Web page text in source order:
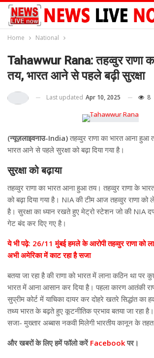
Home National
Tahawwur Rana: तहव्वुर राणा
तय, भारत आने से पहले बढ़ी सुरक्षा
Last updated Apr 10, 2025 8
(न्यूज़लाइवनाउ-India)तहव्वुर राणा का भारत आना हुआ
भारत आने से पहले सुरक्षा को बढ़ा दिया गया है।
सुरक्षा को बढ़ाया
तहव्वुर राणा का भारत आना हुआ तय। तहव्वुर राणा के
को बढ़ा दिया गया है। NIA की टीम आज तहव्वुर राणा
है। सुरक्षा का ध्यान रखते हुए मेट्रो स्टेशन जो की NIA
गेट बंद कर दिए गए है।
ये भी पढ़े: 26/11 मुंबई हमले के आरोपी तहव्वुर राणा को
अभी अमेरिका में काट रहा है सजा
बतया जा रहा है की राणा को भारत में लाना कठिन था
भारत में आना आसान कर दिया है। पहला कारण आतंकी
सुप्रीम कोर्ट में याचिका दायर कर दोहरे खतरे सिद्धांत का
तथ्य भारत के बढ़ते हुए कूटनीतिक प्रभाव बतया जा रहा
सजा- मुख्तार अब्बास नकवी मिलेगी भारतीय कानून के
और खबरों के लिए हमें फॉलो करेंFacebookपर।